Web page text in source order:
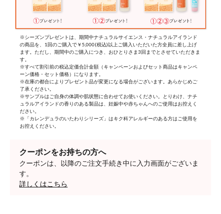
※シーズンプレゼントは、期間中ナチュラルサイエンス・ナチュラルアイランド
の商品を、1回のご購入で￥5,000(税込)以上ご購入いただいた方全員に差し上げ
ます。ただし、期間中のご購入につき、おひとりさま3回までとさせていただきま
す。
※すべて割引前の税込定価合計金額（キャンペーンおよびセット商品はキャンペ
ーン価格・セット価格）になります。
※在庫の都合によりプレゼント品が変更になる場合がございます。あらかじめご
了承ください。
※サンプルはご自身の体調や肌状態に合わせてお使いください。とりわけ、ナチ
ュラルアイランドの香りのある製品は、妊娠中や赤ちゃんへのご使用はお控えく
ださい。
※「カレンデュラのいたわりシリーズ」はキク科アレルギーのある方はご使用を
お控えください。
クーポンをお持ちの方へ
クーポンは、以降のご注文手続き中に入力画面がございま
す。
詳しくはこちら